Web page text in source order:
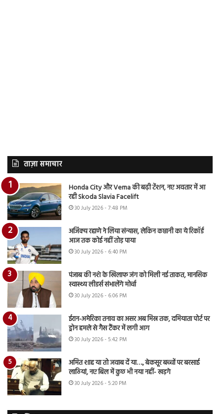
ताज़ा समाचार
Honda City और Verna की बढ़ी टेंशन, नए अवतार में आ
रही Skoda Slavia Facelift
30 July 2026 - 7:48 PM
अजिंक्य रहाणे ने लिया संन्यास, लेकिन कप्तानी का ये रिकॉर्ड
आज तक कोई नहीं तोड़ पाया
30 July 2026 - 6:40 PM
पंजाब की नशे के खिलाफ जंग को मिली नई ताकत, मानसिक
स्वास्थ्य लीडर्स संभालेंगे मोर्चा
30 July 2026 - 6:06 PM
ईरान-अमेरिका तनाव का असर अब मिस्र तक, दमियाता पोर्ट पर
ड्रोन हमले से गैस टैंकर में लगी आग
30 July 2026 - 5:42 PM
अमित शाह या तो जवाब दें या…., बेकसूर बच्चों पर बरसाई
लाठियां, नए बिल में कुछ भी नया नहीं- खड़गे
30 July 2026 - 5:20 PM